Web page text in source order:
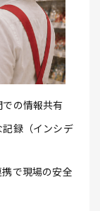
の情報共有
記録（インシデ
で現場の安全